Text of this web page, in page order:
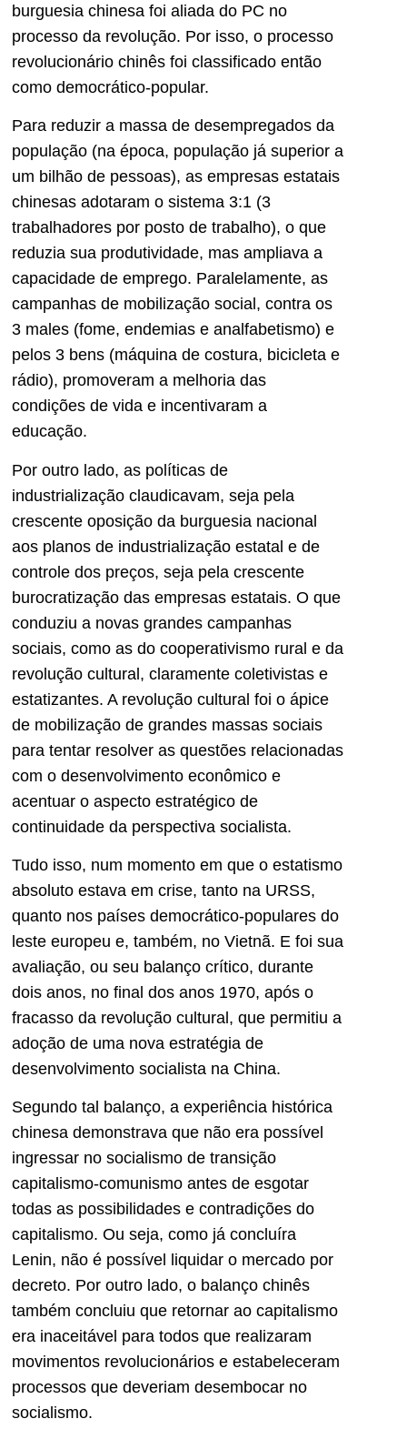
burguesia chinesa foi aliada do PC no
processo da revolução. Por isso, o processo
revolucionário chinês foi classificado então
como democrático-popular.
Para reduzir a massa de desempregados da
população (na época, população já superior a
um bilhão de pessoas), as empresas estatais
chinesas adotaram o sistema 3:1 (3
trabalhadores por posto de trabalho), o que
reduzia sua produtividade, mas ampliava a
capacidade de emprego. Paralelamente, as
campanhas de mobilização social, contra os
3 males (fome, endemias e analfabetismo) e
pelos 3 bens (máquina de costura, bicicleta e
rádio), promoveram a melhoria das
condições de vida e incentivaram a
educação.
Por outro lado, as políticas de
industrialização claudicavam, seja pela
crescente oposição da burguesia nacional
aos planos de industrialização estatal e de
controle dos preços, seja pela crescente
burocratização das empresas estatais. O que
conduziu a novas grandes campanhas
sociais, como as do cooperativismo rural e da
revolução cultural, claramente coletivistas e
estatizantes. A revolução cultural foi o ápice
de mobilização de grandes massas sociais
para tentar resolver as questões relacionadas
com o desenvolvimento econômico e
acentuar o aspecto estratégico de
continuidade da perspectiva socialista.
Tudo isso, num momento em que o estatismo
absoluto estava em crise, tanto na URSS,
quanto nos países democrático-populares do
leste europeu e, também, no Vietnã. E foi sua
avaliação, ou seu balanço crítico, durante
dois anos, no final dos anos 1970, após o
fracasso da revolução cultural, que permitiu a
adoção de uma nova estratégia de
desenvolvimento socialista na China.
Segundo tal balanço, a experiência histórica
chinesa demonstrava que não era possível
ingressar no socialismo de transição
capitalismo-comunismo antes de esgotar
todas as possibilidades e contradições do
capitalismo. Ou seja, como já concluíra
Lenin, não é possível liquidar o mercado por
decreto. Por outro lado, o balanço chinês
também concluiu que retornar ao capitalismo
era inaceitável para todos que realizaram
movimentos revolucionários e estabeleceram
processos que deveriam desembocar no
socialismo.